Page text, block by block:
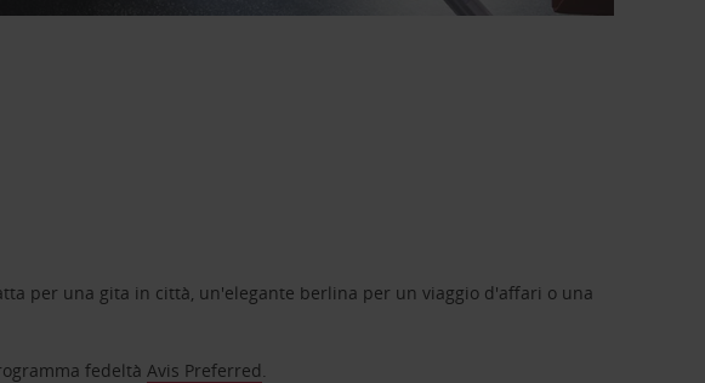
per una gita in città, un'elegante berlina per un viaggio d'affari o una
fedeltàAvis Preferred.